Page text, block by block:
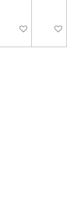
In winkelwagen
In